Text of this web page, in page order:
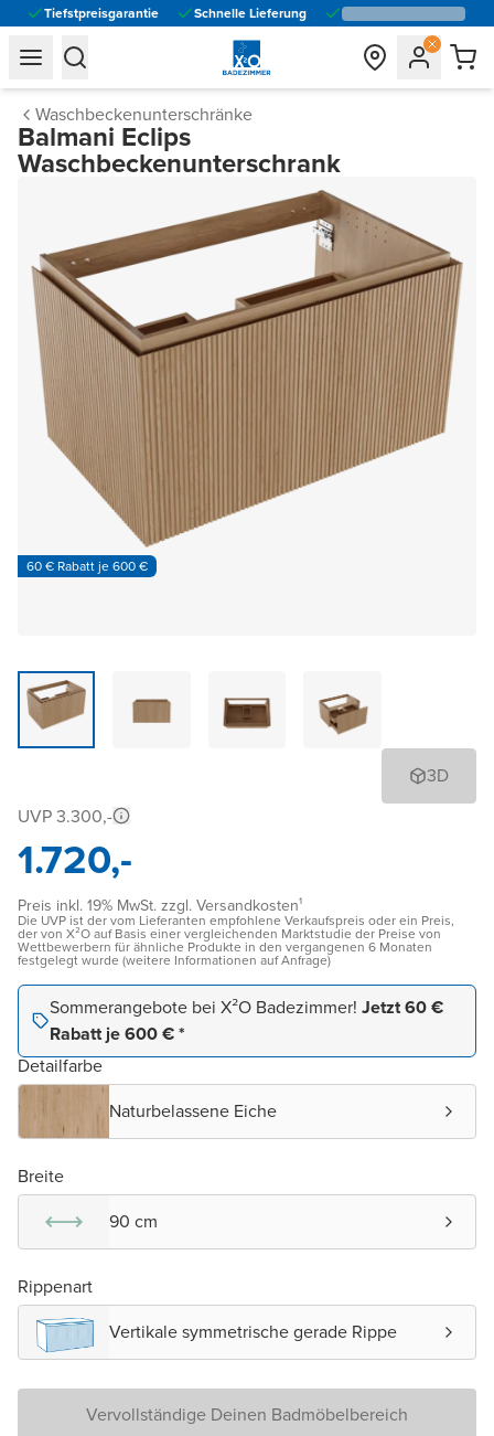
Tiefstpreisgarantie Schnelle Lieferung
general.navigation.toggle_menu.label
general.navigation.toggle_menu.label
Waschbeckenunterschränke
Balmani Eclips
Waschbeckenunterschrank
60 € Rabatt je 600 €
3D
UVP 3.300,-
1.720,-
Preis inkl. 19% MwSt. zzgl. Versandkosten¹
Die UVP ist der vom Lieferanten empfohlene Verkaufspreis oder ein Preis,
der von X²O auf Basis einer vergleichenden Marktstudie der Preise von
Wettbewerbern für ähnliche Produkte in den vergangenen 6 Monaten
festgelegt wurde (weitere Informationen auf Anfrage)
Sommerangebote bei X²O Badezimmer! Jetzt 60 €
Rabatt je 600 € *
Detailfarbe
Naturbelassene Eiche
Breite
90 cm
Rippenart
Vertikale symmetrische gerade Rippe
Vervollständige Deinen Badmöbelbereich